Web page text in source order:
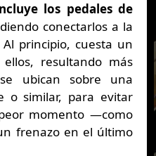
los pedales de
conectarlos a la
principio, cuesta un
resultando más
ubican sobre una
o similar, para evitar
momento —como
frenazo en el último